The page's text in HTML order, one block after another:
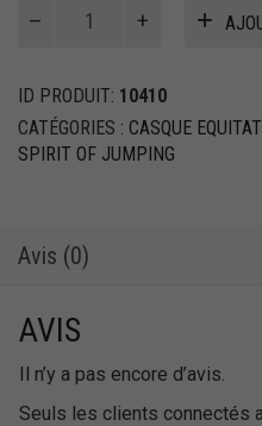
d’équitation
avec
drapeau
en
ID PRODUIT: 10410
CATÉGORIES : CASQUE
SPIRIT OF JUMPING
Avis (0)
AVIS
Il n’y a pas encore d’avis.
Seuls les clients connectés